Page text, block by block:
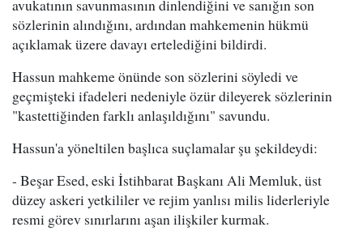
avukatının savunmasının dinlendiğini ve sanığın son
sözlerinin alındığını, ardından mahkemenin hükmü
açıklamak üzere davayı ertelediğini bildirdi.
Hassun mahkeme önünde son sözlerini söyledi ve
geçmişteki ifadeleri nedeniyle özür dileyerek sözlerinin
"kastettiğinden farklı anlaşıldığını" savundu.
Hassun'a yöneltilen başlıca suçlamalar şu şekildeydi:
- Beşar Esed, eski İstihbarat Başkanı Ali Memluk, üst
düzey askeri yetkililer ve rejim yanlısı milis liderleriyle
resmi görev sınırlarını aşan ilişkiler kurmak.